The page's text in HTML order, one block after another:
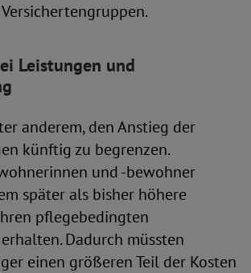
Leistungen und
anderem, den Anstieg der
künftig zu begrenzen.
und -bewohner
später als bisher höhere
pflegebedingten
Dadurch müssten
einen größeren Teil der Kosten